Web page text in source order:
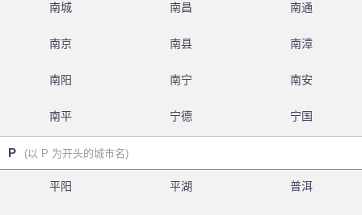
南城 南昌 南通
南京 南县 南漳
南阳 南宁 南安
南平 宁德 宁国
P (以 P 为开头的城市名)
平阳 平湖 普洱